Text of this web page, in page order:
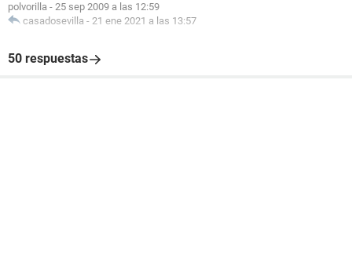
polvorilla - 25 sep 2009 a las 12:59
casadosevilla - 21 ene 2021 a las 13:57
50 respuestas